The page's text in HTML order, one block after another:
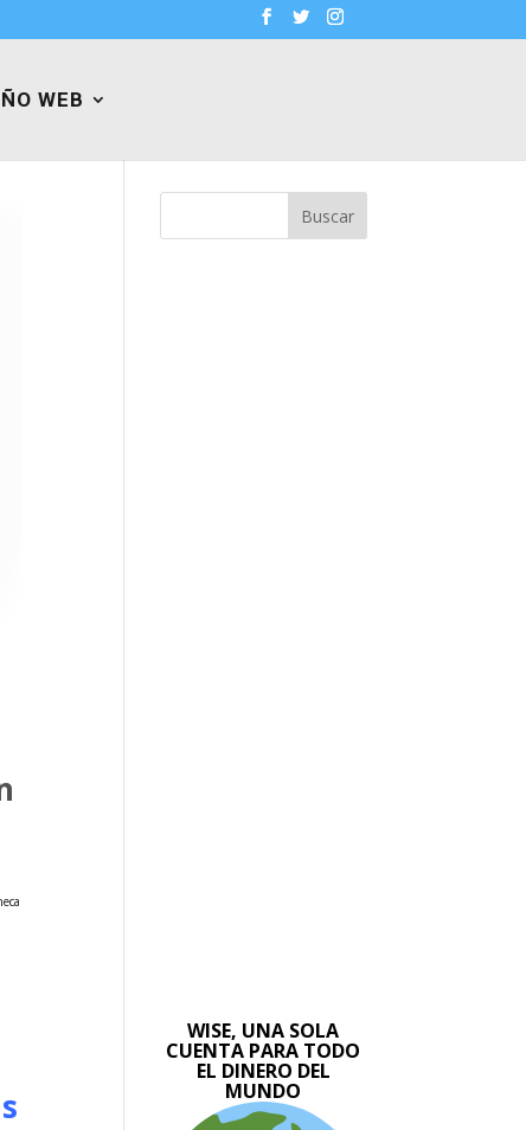
WEB
Buscar
WISE, UNA SOLA
CUENTA PARA TODO
EL DINERO DEL
MUNDO